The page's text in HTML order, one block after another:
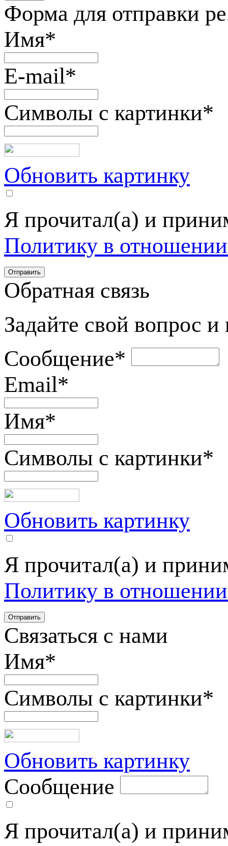
Форма для отправки
Имя*
E-mail*
Символы с картинки*
Обновить картинку
Я прочитал(а) и
Политику в
Обратная связь
Задайте свой вопрос
Сообщение*
Email*
Имя*
Символы с картинки*
Обновить картинку
Я прочитал(а) и
Политику в
Связаться с нами
Имя*
Символы с картинки*
Обновить картинку
Сообщение
Я прочитал(а) и